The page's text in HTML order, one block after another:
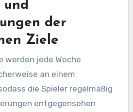
der
Ziele
werden jede Woche
an einem
die Spieler regelmäßig
entgegensehen